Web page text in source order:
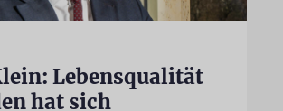
Lebensqualität
hat sich